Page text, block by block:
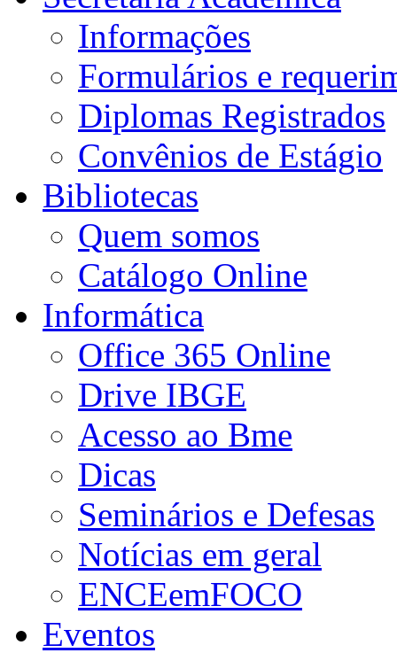
Informações
Formulários e
Diplomas Registrados
Convênios de Estágio
Bibliotecas
Quem somos
Catálogo Online
Informática
Office 365 Online
Drive IBGE
Acesso ao Bme
Dicas
Seminários e Defesas
Notícias em geral
ENCEemFOCO
Eventos